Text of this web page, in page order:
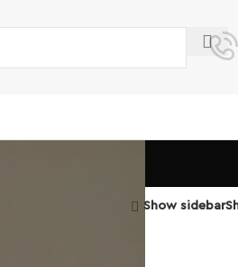
Show sidebar